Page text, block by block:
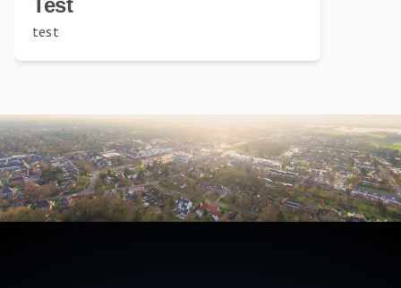
test